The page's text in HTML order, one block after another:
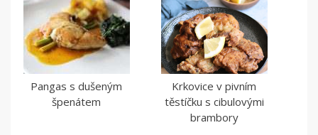
Pangas s dušeným
špenátem
Krkovice v pivním
těstíčku s cibulovými
brambory